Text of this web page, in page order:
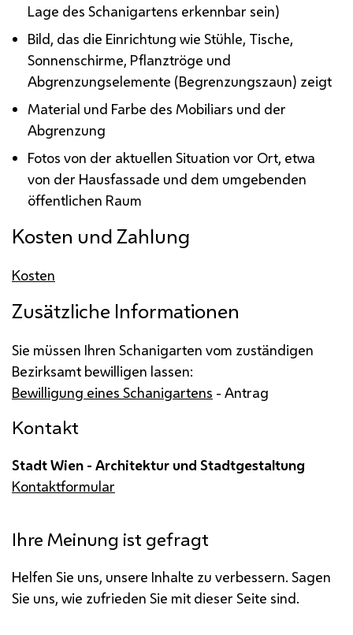
Lage des Schanigartens erkennbar sein)
Bild, das die Einrichtung wie Stühle, Tische,
Sonnenschirme, Pflanztröge und
Abgrenzungselemente (Begrenzungszaun) zeigt
Material und Farbe des Mobiliars und der
Abgrenzung
Fotos von der aktuellen Situation vor Ort, etwa
von der Hausfassade und dem umgebenden
öffentlichen Raum
Kosten und Zahlung
Kosten
Zusätzliche Informationen
Sie müssen Ihren Schanigarten vom zuständigen
Bezirksamt bewilligen lassen:
Bewilligung eines Schanigartens - Antrag
Kontakt
Stadt Wien - Architektur und Stadtgestaltung
Kontaktformular
Ihre Meinung ist gefragt
Helfen Sie uns, unsere Inhalte zu verbessern. Sagen
Sie uns, wie zufrieden Sie mit dieser Seite sind.